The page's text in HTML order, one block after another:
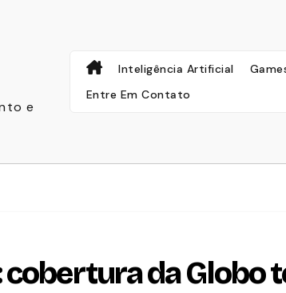
e
Inteligência Artificial
Entre Em Contato
cobertura da Globo